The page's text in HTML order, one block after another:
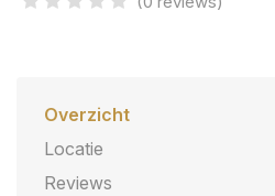
Overzicht
Locatie
Reviews